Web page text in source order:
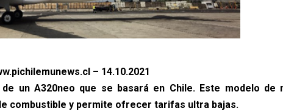
– 14.10.2021
un A320neo que se basará en Chile. Este modelo de
combustible y permite ofrecer tarifas ultra bajas.